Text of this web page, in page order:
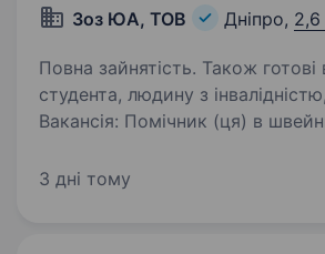
Зоз ЮА, ТОВ
Дніпро, 2,6
Повна зайнятість. Також готові
студента, людину з
Вакансія: Помічник (ця) в
в швейний цех. Обов’язки: ставити намітки;
3 дні тому